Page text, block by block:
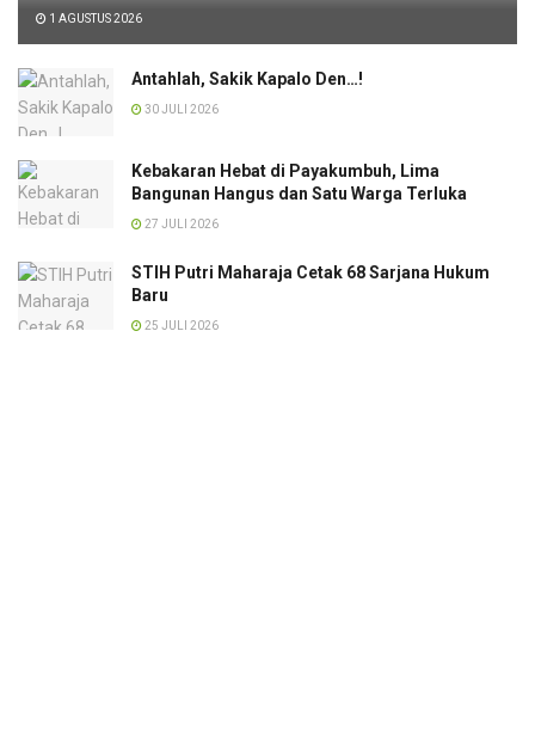
1 AGUSTUS 2026
Antahlah, Sakik Kapalo Den…!
30 JULI 2026
Kebakaran Hebat di Payakumbuh, Lima
Bangunan Hangus dan Satu Warga Terluka
27 JULI 2026
STIH Putri Maharaja Cetak 68 Sarjana Hukum
Baru
25 JULI 2026